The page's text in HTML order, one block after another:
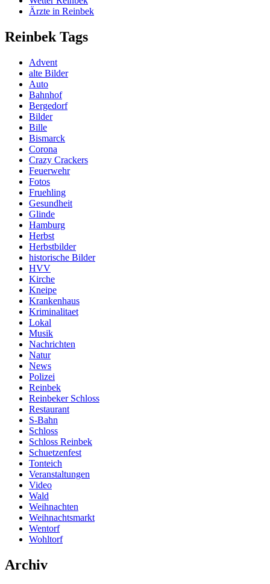
Ärzte in Reinbek
Reinbek Tags
Advent
alte Bilder
Auto
Bahnhof
Bergedorf
Bilder
Bille
Bismarck
Corona
Crazy Crackers
Feuerwehr
Fotos
Fruehling
Gesundheit
Glinde
Hamburg
Herbst
Herbstbilder
historische Bilder
HVV
Kirche
Kneipe
Krankenhaus
Kriminalitaet
Lokal
Musik
Nachrichten
Natur
News
Polizei
Reinbek
Reinbeker Schloss
Restaurant
S-Bahn
Schloss
Schloss Reinbek
Schuetzenfest
Tonteich
Veranstaltungen
Video
Wald
Weihnachten
Weihnachtsmarkt
Wentorf
Wohltorf
Archiv